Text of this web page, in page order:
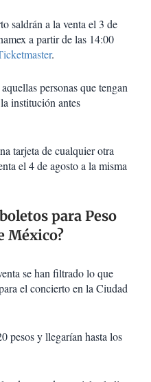
saldrán a la venta el 3 de
a partir de las 14:00
.
personas que tengan
institución antes
tarjeta de cualquier otra
el 4 de agosto a la misma
para Peso
México?
se han filtrado lo que
el concierto en la Ciudad
pesos y llegarían hasta los